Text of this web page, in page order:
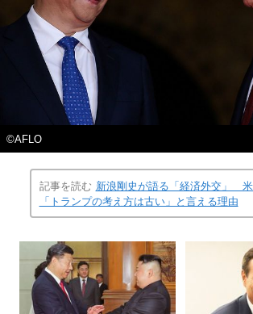
©AFLO
記事を読む 新浪剛史が語る「経済外交」
「トランプの考え方は古い」と言える理由